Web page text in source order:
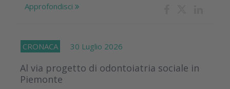
Approfondisci
CRONACA 30 Luglio 2026
Al via progetto di odontoiatria sociale in
Piemonte